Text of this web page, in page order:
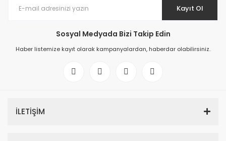
Kayıt Ol
Sosyal Medyada Bizi Takip Edin
Haber listemize kayıt olarak kampanyalardan, haberdar olabilirsiniz.
İLETİŞİM